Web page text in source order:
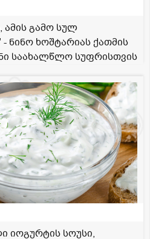
ამის გამო სულ
ნინო ხოშტარიას ქათმის
საახალწლო სუფრისთვის
იოგურტის სოუსი,